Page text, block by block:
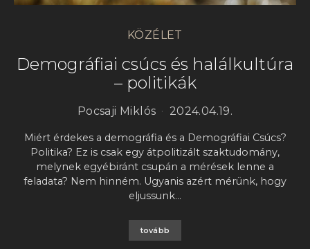
KÖZÉLET
Demográfiai csúcs és halálkultúra
– politikák
Pocsaji Miklós 2024.04.19.
Miért érdekes a demográfia és a Demográfiai Csúcs?
Politika? Ez is csak egy átpolitizált szaktudomány,
melynek egyébiránt csupán a mérések lenne a
feladata? Nem hinném. Ugyanis azért mérünk, hogy
eljussunk…
tovább